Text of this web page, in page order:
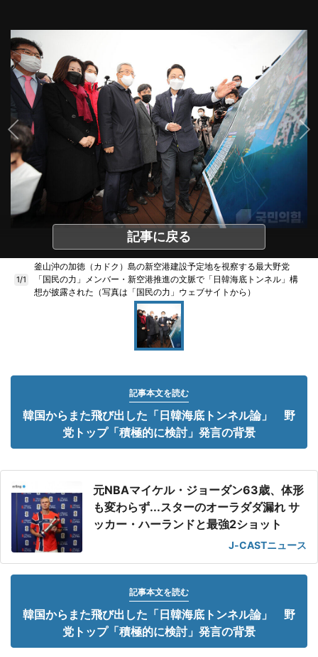
記事に戻る
1/1
釜山沖の加徳（カドク）島の新空港建設予定地を視察する最大野党
「国民の力」メンバー・新空港推進の文脈で「日韓海底トンネル」構
想が披露された（写真は「国民の力」ウェブサイトから）
記事本文を読む
韓国からまた飛び出した「日韓海底トンネル論」 野
党トップ「積極的に検討」発言の背景
元NBAマイケル・ジョーダン63歳、体形
も変わらず...スターのオーラダダ漏れ サ
ッカー・ハーランドと最強2ショット
J-CASTニュース
記事本文を読む
韓国からまた飛び出した「日韓海底トンネル論」 野
党トップ「積極的に検討」発言の背景